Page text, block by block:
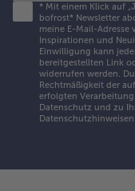
* Mit einem Klick auf
bofrost* Newsletter
meine E-Mail-
Inspirationen und
Einwilligung kann
bereitgestellten Link
widerrufen werden.
Rechtmäßigkeit der
erfolgten
Datenschutz und zu
Datenschutzhinweisen